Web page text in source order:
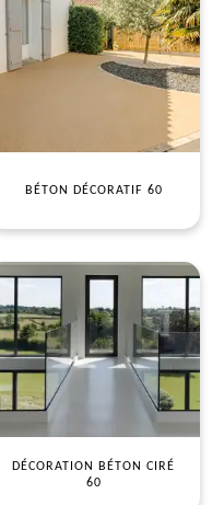
BÉTON DÉCORATIF 60
DÉCORATION BÉTON CIRÉ
60